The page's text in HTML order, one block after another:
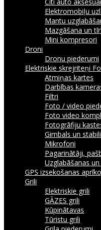
Elektromobiļu
Mantu
Mazgāšana un
Mini kompresori
Droni
Dronu piederumi
Elektriskie skrejriteņi
Atmiņas kartes
Darbības
Filtri
Foto / video
Foto video
Fotogrāfiju
Gimbals un
Mikrofoni
Pagarinātāji,
Uzglabāšanas
GPS izsekošanas
Grili
Elektriskie grili
GĀZES grili
Kūpinātavas
Tūristu grili